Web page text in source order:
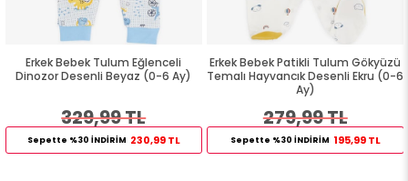
Erkek Bebek Tulum Eğlenceli
Dinozor Desenli Beyaz (0-6 Ay)
329,99 TL
Sepette %30 İNDİRİM 230,99 TL
Erkek Bebek Patikli Tulum Gökyüzü
Temalı Hayvancık Desenli Ekru (0-6
Ay)
279,99 TL
Sepette %30 İNDİRİM 195,99 TL